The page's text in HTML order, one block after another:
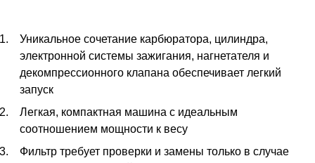
Уникальное сочетание карбюратора, цилиндра,
электронной системы зажигания, нагнетателя и
декомпрессионного клапана обеспечивает легкий
запуск
Легкая, компактная машина с идеальным
соотношением мощности к весу
Фильтр требует проверки и замены только в случае